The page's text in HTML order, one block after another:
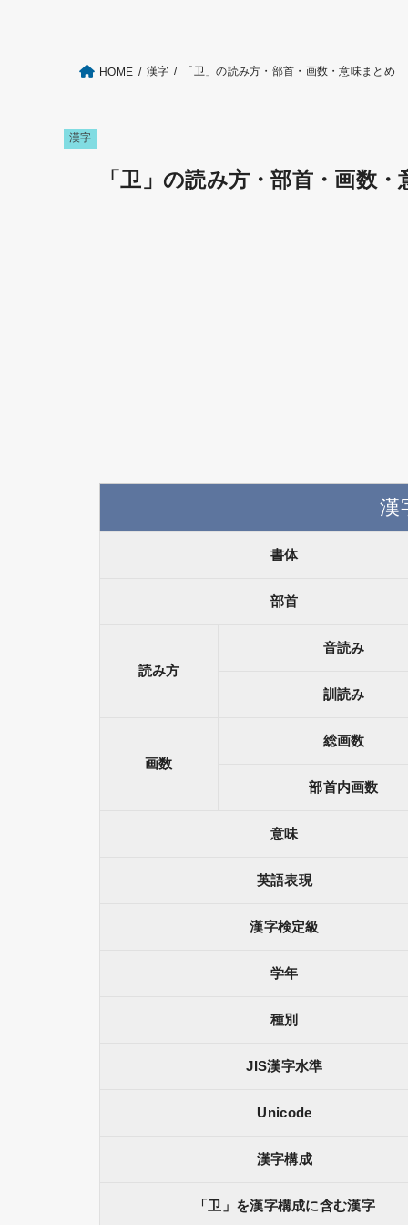
HOME 漢字 「卫」の読み方・部首・画数・意味まとめ
漢字
「卫」の読み方・部首・画数
漢
書体
部首
読み方
音読み
訓読み
画数
総画数
部首内画数
意味
英語表現
漢字検定級
学年
種別
JIS漢字水準
Unicode
漢字構成
「卫」を漢字構成に含む漢字